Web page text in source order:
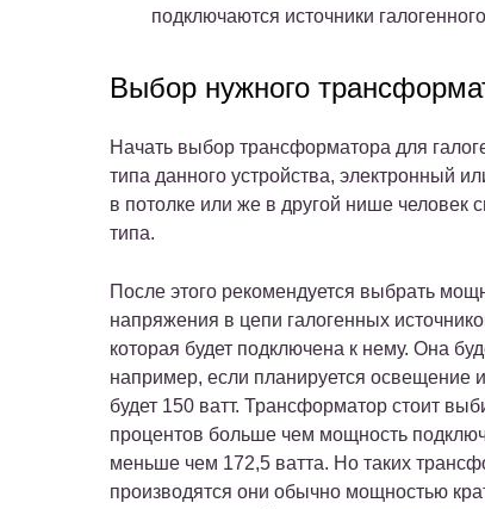
подключаются источники
Выбор нужного
Начать выбор трансформатора для
типа данного устройства, электронный
в потолке или же в другой нише человек
типа.
После этого рекомендуется выбрать
напряжения в цепи галогенных
которая будет подключена к нему. Она
например, если планируется освещение
будет 150 ватт. Трансформатор стоит
процентов больше чем мощность
меньше чем 172,5 ватта. Но таких
производятся они обычно мощностью